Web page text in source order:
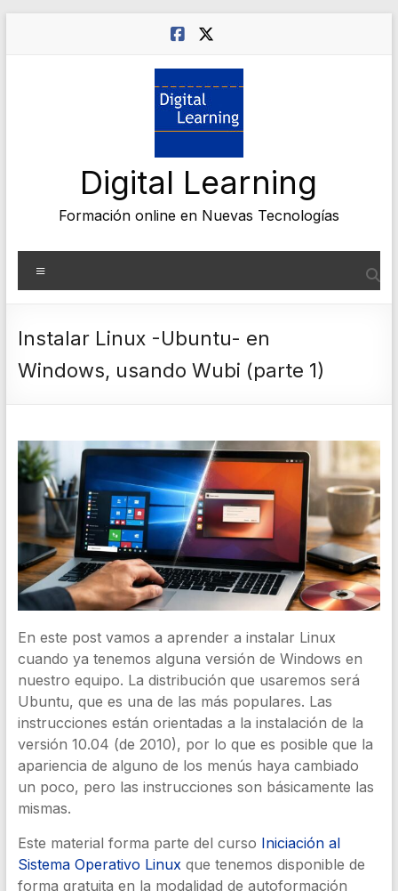
Digital Learning
Formación online en Nuevas Tecnologías
Instalar Linux -Ubuntu- en
Windows, usando Wubi (parte 1)
En este post vamos a aprender a instalar Linux
cuando ya tenemos alguna versión de Windows en
nuestro equipo. La distribución que usaremos será
Ubuntu, que es una de las más populares. Las
instrucciones están orientadas a la instalación de la
versión 10.04 (de 2010), por lo que es posible que la
apariencia de alguno de los menús haya cambiado
un poco, pero las instrucciones son básicamente las
mismas.
Este material forma parte del curso Iniciación al
Sistema Operativo Linux que tenemos disponible de
forma gratuita en la modalidad de autoformación